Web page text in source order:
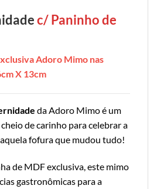
c/ Paninho de
Adoro Mimo nas
X 13cm
da Adoro Mimo é um
de carinho para celebrar a
fofura que mudou tudo!
de MDF exclusiva, este mimo
gastronômicas para a